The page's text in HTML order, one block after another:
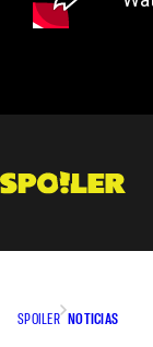
SPOILER NOTICIAS